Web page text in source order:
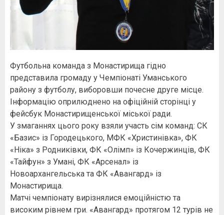
Футбольна команда з Монастирища гідно
представила громаду у Чемпіонаті Уманського
району з футболу, виборовши почесне друге місце.
Інформацію оприлюднено на офіційній сторінці у
фейсбук Монастирищенської міської ради.
У змаганнях цього року взяли участь сім команд: СК
«Базис» із Городецького, МФК «Христинівка», ФК
«Ніка» з Родниківки, ФК «Олімп» із Кочержинців, ФК
«Тайфун» з Умані, ФК «Арсенал» із
Новоархангельська та ФК «Авангард» із
Монастирища.
Матчі чемпіонату вирізнялися емоційністю та
високим рівнем гри. «Авангард» протягом 12 турів не